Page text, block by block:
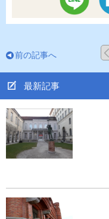
前の記事へ
最新記事